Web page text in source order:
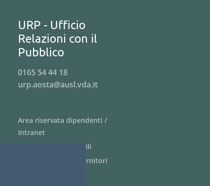
URP - Ufficio
Relazioni con il
Pubblico
0165 54 44 18
urp.aosta@ausl.vda.it
Area riservata dipendenti /
Intranet
Siti tematici - link utili
Informazioni per i fornitori